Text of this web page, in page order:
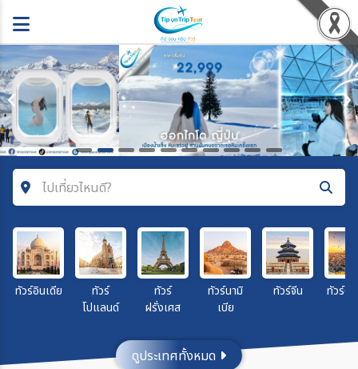
ไปเที่ยวไหนดี?
ค้นหาโปรแกรมทัวร์
คำค้นหา
ทัวร์อินเดีย
ทัวร์
โปแลนด์
ทัวร์
ฝรั่งเศส
ทัวร์นามิ
เบีย
ทัวร์จีน ทัวร์ตุ
ดูประเทศทั้งหมด